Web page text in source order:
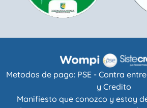
Metodos de pago: PSE - Contra
y Credito
Manifiesto que conozco y estoy